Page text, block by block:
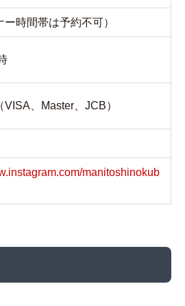
時間帯は予約不可）
VISA、Master、JCB）
manitoshinokub